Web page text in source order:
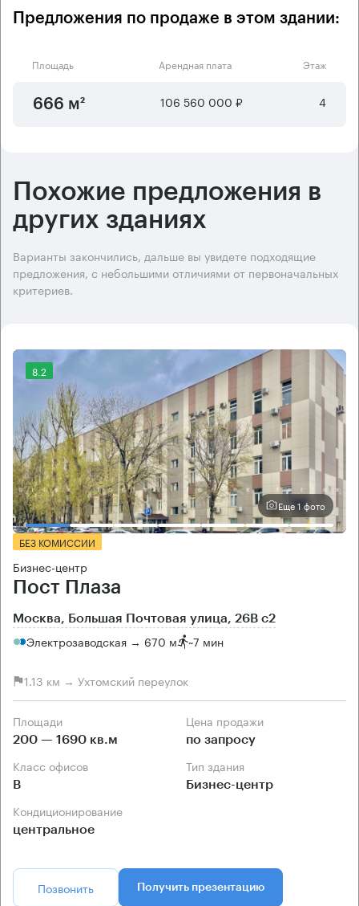
Предложения по продаже в этом здании:
Площадь Арендная плата Этаж
666 м² 106 560 000 ₽ 4
Похожие предложения в
других зданиях
Варианты закончились, дальше вы увидете подходящие
предложения, с небольшими отличиями от первоначальных
критериев.
8.2
Еще 1 фото
БЕЗ КОМИССИИ
Бизнес-центр
Пост Плаза
Москва, Большая Почтовая улица, 26В с2
Электрозаводская → 670 м ~7 мин
1.13 км → Ухтомский переулок
Площади
200 — 1690 кв.м
Цена продажи
по запросу
Класс офисов
B
Тип здания
Бизнес-центр
Кондиционирование
центральное
Позвонить Получить презентацию